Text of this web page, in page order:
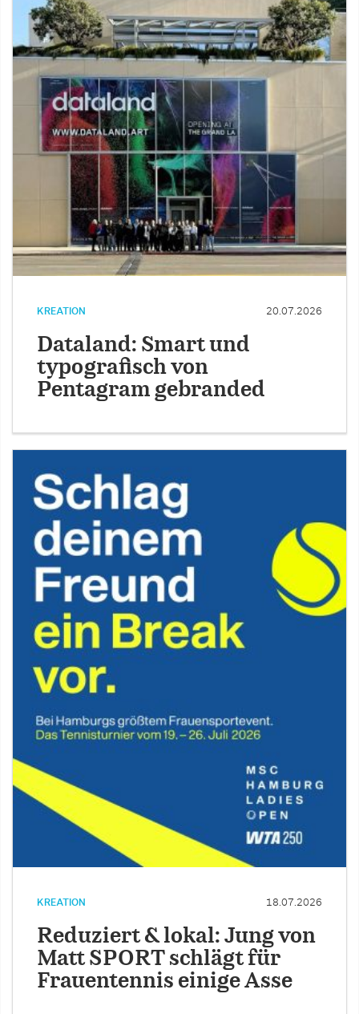
KREATION 20.07.2026
Dataland: Smart und
typografisch von
Pentagram gebranded
KREATION 18.07.2026
Reduziert & lokal: Jung von
Matt SPORT schlägt für
Frauentennis einige Asse